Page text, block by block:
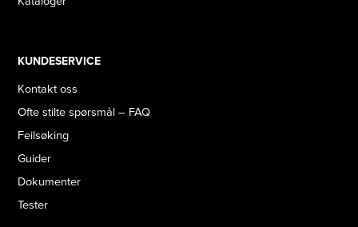
KUNDESERVICE
Kontakt oss
Ofte stilte spørsmål – FAQ
Feilsøking
Guider
Dokumenter
Tester